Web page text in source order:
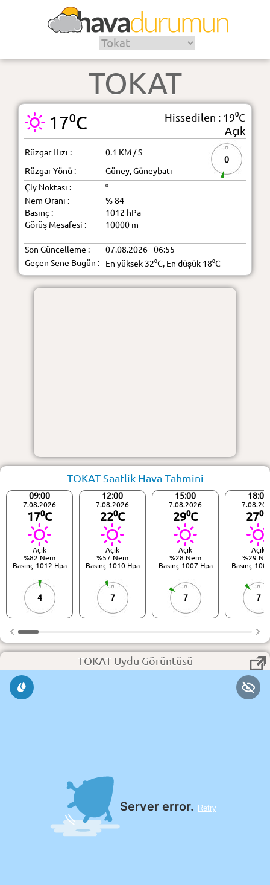
TOKAT
17⁰C
Hissedilen : 19⁰C
Açık
Rüzgar Hızı : 0.1 KM / S
0
Rüzgar Yönü :
Güney, Güneybatı
Çiy Noktası :
⁰
Nem Oranı :
% 84
Basınç :
1012 hPa
Görüş Mesafesi :
10000 m
Son Güncelleme :
07.08.2026 - 06:55
Geçen Sene Bugün :
En yüksek 32⁰C, En düşük 18⁰C
TOKAT Saatlik Hava Tahmini
09:00
7.08.2026
17⁰C
Açık
%82 Nem
Basınç 1012 Hpa
4
12:00
7.08.2026
22⁰C
Açık
%57 Nem
Basınç 1010 Hpa
7
15:00
7.08.2026
29⁰C
Açık
%28 Nem
Basınç 1007 Hpa
7
18:00
27⁰C
Açık
%29
Basınç
7
TOKAT Uydu Görüntüsü